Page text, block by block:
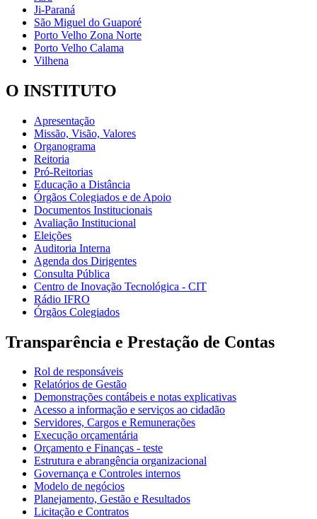
Ji-Paraná
São Miguel do Guaporé
Porto Velho Zona Norte
Porto Velho Calama
Vilhena
O INSTITUTO
Apresentação
Missão, Visão, Valores
Organograma
Reitoria
Pró-Reitorias
Educação a Distância
Órgãos Colegiados e de Apoio
Documentos Institucionais
Avaliação Institucional
Eleições
Auditoria Interna
Agenda dos Dirigentes
Consulta Pública
Centro de Inovação Tecnológica - CIT
Rádio IFRO
Órgãos Colegiados
Transparência e Prestação de Contas
Rol de responsáveis
Relatórios de Gestão
Demonstrações contábeis e notas explicativas
Acesso a informação e serviços ao cidadão
Servidores, Cargos e Remunerações
Execução orçamentária
Orçamento e Finanças - teste
Estrutura e abrangência organizacional
Governança e Controles internos
Modelo de negócios
Planejamento, Gestão e Resultados
Licitação e Contratos